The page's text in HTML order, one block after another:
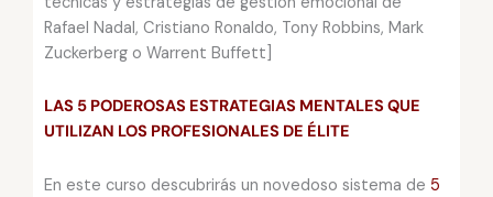
Rafael Nadal, Cristiano Ronaldo, Tony Robbins, Mark
Zuckerberg o Warrent Buffett]
LAS 5 PODEROSAS ESTRATEGIAS MENTALES QUE
UTILIZAN LOS PROFESIONALES DE ÉLITE
En este curso descubrirás un novedoso sistema de 5